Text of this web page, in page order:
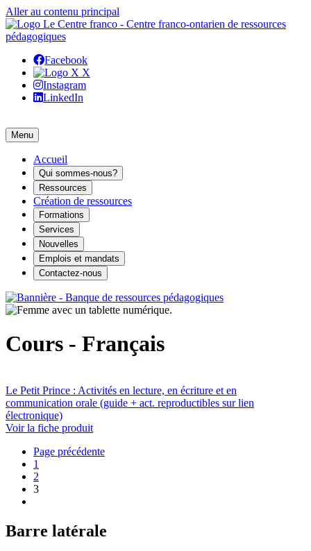
Aller au contenu principal
Facebook
X
Instagram
LinkedIn
Menu
Accueil
Qui sommes-nous?
Ressources
Création de ressources
Formations
Services
Nouvelles
Emplois et mandats
Contactez-nous
Cours - Français
Le Petit Prince : Activités en lecture, en écriture et en
communication orale (guide + act. reproductibles sur lien
électronique)
Voir la fiche produit
Page précédente
1
2
3
Barre latérale